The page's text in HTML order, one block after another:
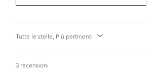
Tutte le stelle, Più pertinenti
3 recensioni